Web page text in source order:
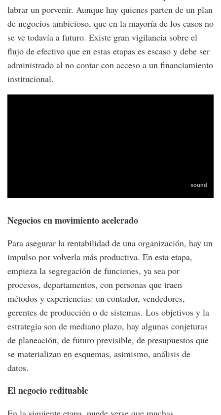
labrar un porvenir. Aunque hay quienes parten de un plan
de negocios ambicioso, que en la mayoría de los casos no
se ve todavía a futuro. Existe gran vigilancia sobre el
flujo de efectivo que en estas etapas es escaso y debe ser
administrado al no contar con acceso a un financiamiento
institucional.
Negocios en movimiento acelerado
Para asegurar la rentabilidad de una organización, hay un
impulso por volverla más productiva. En esta etapa,
empieza la segregación de funciones, ya sea por
procesos, departamentos, con personas que traen
métodos y experiencias: un contador, vendedores,
gerentes de producción o de sistemas. Los objetivos y la
estrategia son de mediano plazo, hay algunas conjeturas
de planeación, de futuro previsible, de presupuestos que
se materializan en esquemas, asimismo, análisis de
datos.
El negocio redituable